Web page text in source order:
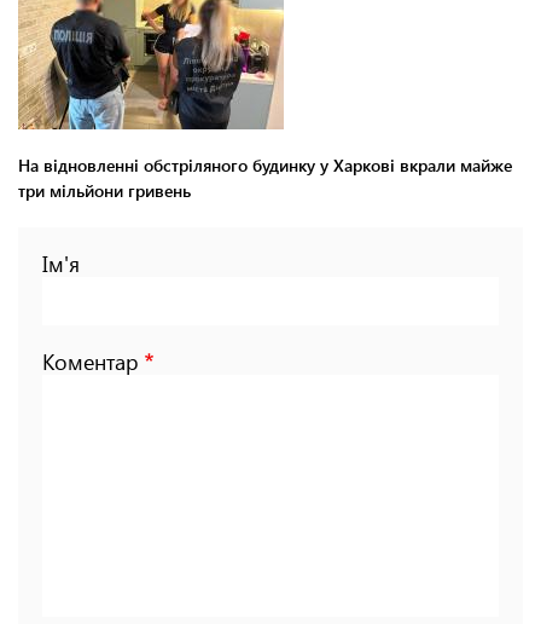
На відновленні обстріляного будинку у Харкові вкрали майже
три мільйони гривень
Ім'я
Коментар